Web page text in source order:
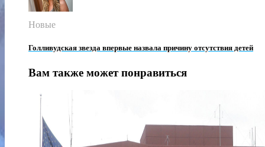
Новые
Голливудская звезда впервые назвала причину отсутствия детей
Вам также может понравиться